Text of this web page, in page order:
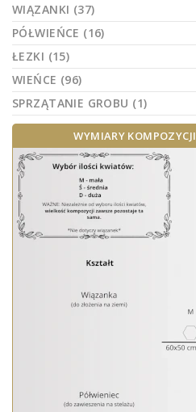
WIĄZANKI (37)
PÓŁWIEŃCE (16)
ŁEZKI (15)
WIEŃCE (96)
SPRZĄTANIE GROBU (1)
WYMIARY